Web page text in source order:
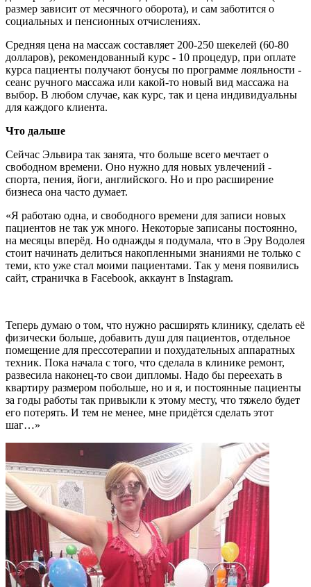
размер зависит от месячного оборота), и сам заботится о
социальных и пенсионных отчислениях.
Средняя цена на массаж составляет 200-250 шекелей (60-80
долларов), рекомендованный курс - 10 процедур, при оплате
курса пациенты получают бонусы по программе лояльности -
сеанс ручного массажа или какой-то новый вид массажа на
выбор. В любом случае, как курс, так и цена индивидуальны
для каждого клиента.
Что дальше
Сейчас Эльвира так занята, что больше всего мечтает о
свободном времени. Оно нужно для новых увлечений -
спорта, пения, йоги, английского. Но и про расширение
бизнеса она часто думает.
«Я работаю одна, и свободного времени для записи новых
пациентов не так уж много. Некоторые записаны постоянно,
на месяцы вперёд. Но однажды я подумала, что в Эру Водолея
стоит начинать делиться накопленными знаниями не только с
теми, кто уже стал моими пациентами. Так у меня появились
сайт, страничка в Facebook, аккаунт в Instagram.
Теперь думаю о том, что нужно расширять клинику, сделать её
физически больше, добавить душ для пациентов, отдельное
помещение для прессотерапии и похудательных аппаратных
техник. Пока начала с того, что сделала в клинике ремонт,
развесила наконец-то свои дипломы. Надо бы переехать в
квартиру размером побольше, но и я, и постоянные пациенты
за годы работы так привыкли к этому месту, что тяжело будет
его потерять. И тем не менее, мне придётся сделать этот
шаг…»